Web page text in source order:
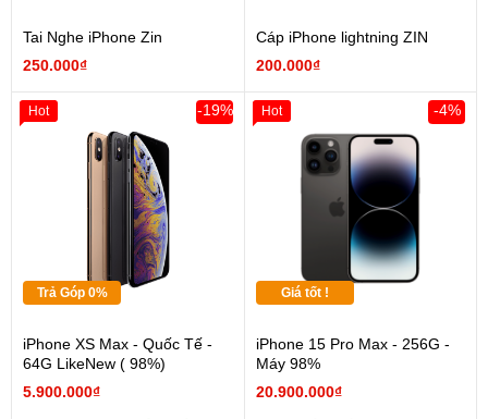
Tai Nghe iPhone Zin
250.000₫
Cáp iPhone lightning ZIN
200.000₫
Trả Góp 0%
iPhone XS Max - Quốc Tế -
64G LikeNew ( 98%)
5.900.000₫
-19%
Hot
Giá tốt !
iPhone 15 Pro Max - 256G -
Máy 98%
20.900.000₫
-4%
Hot